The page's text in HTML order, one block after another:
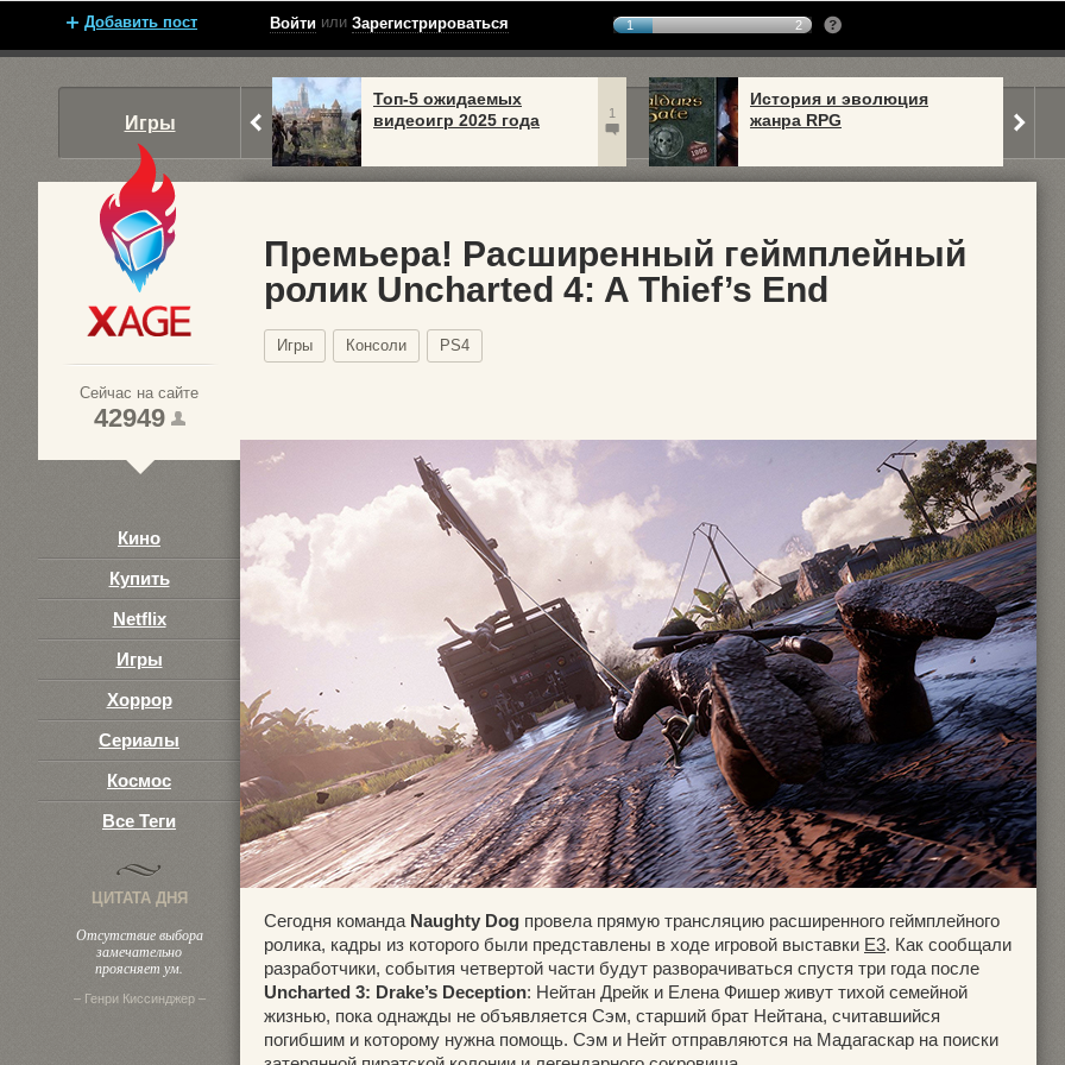
Добавить пост Войти или Зарегистрироваться 1 2
Игры
Топ-5 ожидаемых
видеоигр 2025 года
1
История и эволюция
жанра RPG
2
Сейчас на сайте
42949
Кино
Купить
Netflix
Игры
Хоррор
Сериалы
Космос
Все Теги
ЦИТАТА ДНЯ
Отсутствие выбора
замечательно
проясняет ум.
– Генри Киссинджер –
Премьера! Расширенный геймплейный
ролик Uncharted 4: A Thief’s End
Игры Консоли PS4
Сегодня команда Naughty Dog провела прямую трансляцию расширенного геймплейного
ролика, кадры из которого были представлены в ходе игровой выставки E3. Как сообщали
разработчики, события четвертой части будут разворачиваться спустя три года после
Uncharted 3: Drake’s Deception: Нейтан Дрейк и Елена Фишер живут тихой семейной
жизнью, пока однажды не объявляется Сэм, старший брат Нейтана, считавшийся
погибшим и которому нужна помощь. Сэм и Нейт отправляются на Мадагаскар на поиски